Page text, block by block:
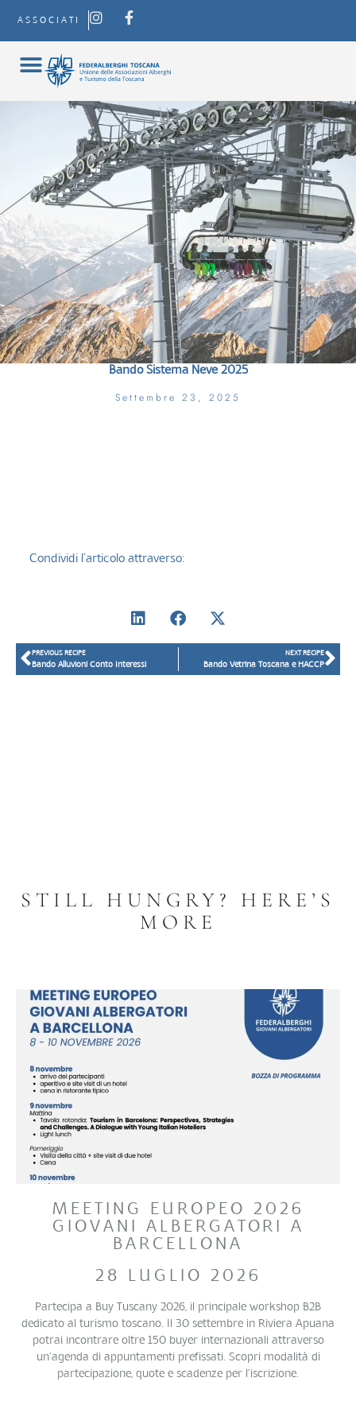
ASSOCIATI
Bando Sistema Neve 2025
Settembre 23, 2025
Condividi l’articolo attraverso:
PREVIOUS RECIPE
Bando Alluvioni Conto Interessi
NEXT RECIPE
Bando Vetrina Toscana e HACCP
STILL HUNGRY? HERE’S
MORE
MEETING EUROPEO 2026
GIOVANI ALBERGATORI A
BARCELLONA
28 LUGLIO 2026
Partecipa a Buy Tuscany 2026, il principale workshop B2B
dedicato al turismo toscano. Il 30 settembre in Riviera Apuana
potrai incontrare oltre 150 buyer internazionali attraverso
un’agenda di appuntamenti prefissati. Scopri modalità di
partecipazione, quote e scadenze per l’iscrizione.